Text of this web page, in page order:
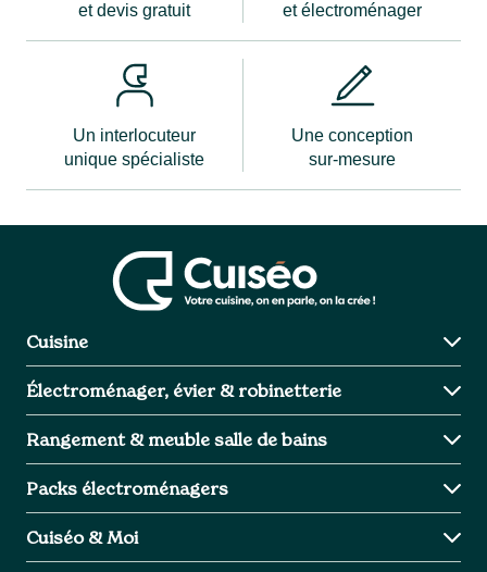
et devis gratuit
et électroménager
Un interlocuteur
unique spécialiste
Une conception
sur-mesure
Cuisine
Charme
Design
Intemporel
Électroménager, évier & robinetterie
Aspiration
Lavage intégrable
Packs électroménagers
Rangement & meuble salle de bains
Packs électroménagers
Inspiration
Cuiséo & Moi